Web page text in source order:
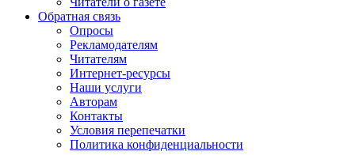
Обратная связь
Опросы
Рекламодателям
Читателям
Интернет-ресурсы
Наши услуги
Авторам
Контакты
Условия перепечатки
Политика конфиденциальности